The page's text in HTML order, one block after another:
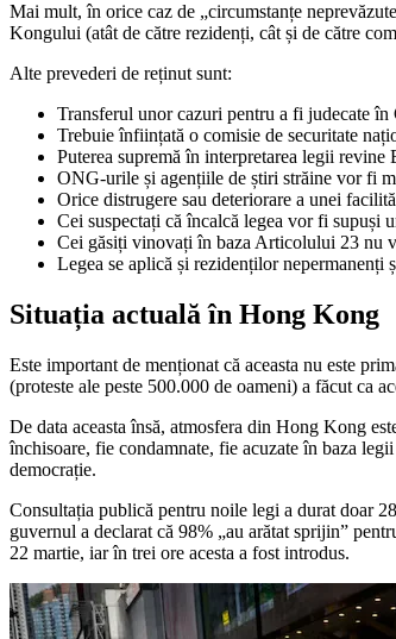
Mai mult, în orice caz de „circumstanțe
Kongului (atât de către rezidenți, cât și de către
Alte prevederi de reținut sunt:
Transferul unor cazuri pentru a fi judecate
Trebuie înființată o comisie de securitate
Puterea supremă în interpretarea legii
ONG-urile și agențiile de știri străine vor fi
Orice distrugere sau deteriorare a unei
Cei suspectați că încalcă legea vor fi supuși
Cei găsiți vinovați în baza Articolului 23 nu
Legea se aplică și rezidenților
Situația actuală în Hong Kong
Este important de menționat că aceasta nu este
(proteste ale peste 500.000 de oameni) a făcut ca
De data aceasta însă, atmosfera din Hong Kong
închisoare, fie condamnate, fie acuzate în baza
democrație.
Consultația publică pentru noile legi a durat doar
guvernul a declarat că 98% „au arătat sprijin”
22 martie, iar în trei ore acesta a fost introdus.